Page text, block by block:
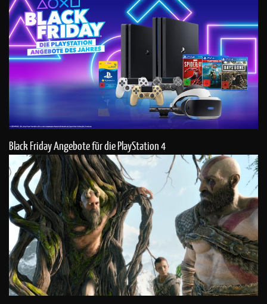
Black Friday Angebote für die PlayStation 4